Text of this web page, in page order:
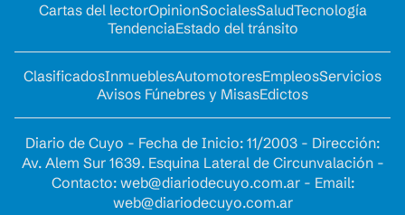
Cartas del lectorOpinionSocialesSaludTecnología
TendenciaEstado del tránsito
ClasificadosInmueblesAutomotoresEmpleosServicios
Avisos Fúnebres y MisasEdictos
Diario de Cuyo - Fecha de Inicio: 11/2003 - Dirección:
Av. Alem Sur 1639. Esquina Lateral de Circunvalación -
Contacto: web@diariodecuyo.com.ar- Email:
web@diariodecuyo.com.ar